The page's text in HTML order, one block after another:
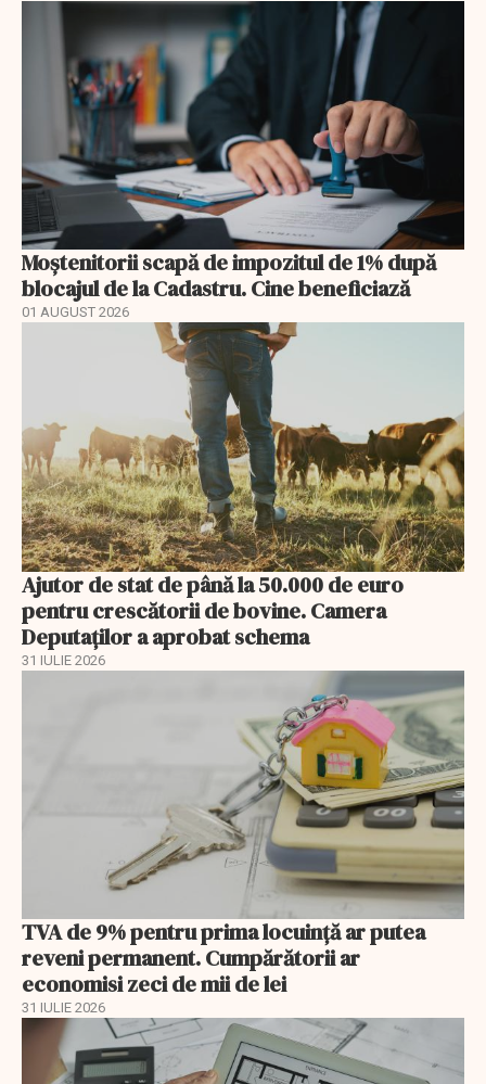
Moștenitorii scapă de impozitul de 1% după
blocajul de la Cadastru. Cine beneficiază
01 AUGUST 2026
Ajutor de stat de până la 50.000 de euro
pentru crescătorii de bovine. Camera
Deputaților a aprobat schema
31 IULIE 2026
TVA de 9% pentru prima locuință ar putea
reveni permanent. Cumpărătorii ar
economisi zeci de mii de lei
31 IULIE 2026